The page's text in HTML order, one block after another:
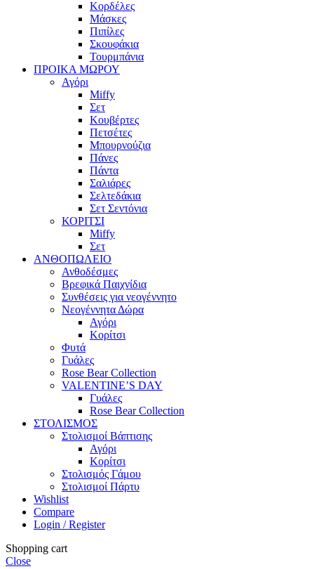
Κορδέλες
Μάσκες
Πιπίλες
Σκουφάκια
Τουρμπάνια
ΠΡΟΙΚΑ ΜΩΡΟΥ
Αγόρι
Miffy
Σετ
Κουβέρτες
Πετσέτες
Μπουρνούζια
Πάνες
Πάντα
Σαλιάρες
Σελτεδάκια
Σετ Σεντόνια
ΚΟΡΙΤΣΙ
Miffy
Σετ
ΑΝΘΟΠΩΛΕΙΟ
Ανθοδέσμες
Βρεφικά Παιχνίδια
Συνθέσεις για νεογέννητο
Νεογέννητα Δώρα
Αγόρι
Κορίτσι
Φυτά
Γυάλες
Rose Bear Collection
VALENTINE’S DAY
Γυάλες
Rose Bear Collection
ΣΤΟΛΙΣΜΟΣ
Στολισμοί Βάπτισης
Αγόρι
Κορίτσι
Στολισμός Γάμου
Στολισμοί Πάρτυ
Wishlist
Compare
Login / Register
Shopping cart
Close